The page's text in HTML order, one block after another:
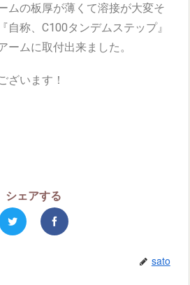
ムの板厚が薄くて溶接が大変そ
『自称、C100タンデムステップ』
ームに取付出来ました。
ざいます！
シェアする
sato